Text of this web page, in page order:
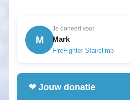
M
Je doneert voor
Mark
FireFighter Stairclimb
❤ Jouw donatie